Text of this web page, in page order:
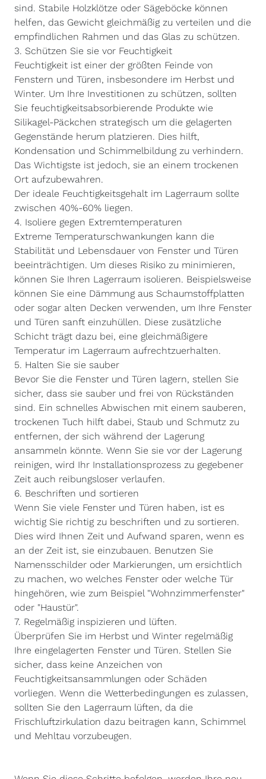
sind. Stabile Holzklötze oder Sägeböcke können
helfen, das Gewicht gleichmäßig zu verteilen und die
empfindlichen Rahmen und das Glas zu schützen.
3. Schützen Sie sie vor Feuchtigkeit
Feuchtigkeit ist einer der größten Feinde von
Fenstern und Türen, insbesondere im Herbst und
Winter. Um Ihre Investitionen zu schützen, sollten
Sie feuchtigkeitsabsorbierende Produkte wie
Silikagel-Päckchen strategisch um die gelagerten
Gegenstände herum platzieren. Dies hilft,
Kondensation und Schimmelbildung zu verhindern.
Das Wichtigste ist jedoch, sie an einem trockenen
Ort aufzubewahren.
Der ideale Feuchtigkeitsgehalt im Lagerraum sollte
zwischen 40%-60% liegen.
4. Isoliere gegen Extremtemperaturen
Extreme Temperaturschwankungen kann die
Stabilität und Lebensdauer von Fenster und Türen
beeinträchtigen. Um dieses Risiko zu minimieren,
können Sie Ihren Lagerraum isolieren. Beispielsweise
können Sie eine Dämmung aus Schaumstoffplatten
oder sogar alten Decken verwenden, um Ihre Fenster
und Türen sanft einzuhüllen. Diese zusätzliche
Schicht trägt dazu bei, eine gleichmäßigere
Temperatur im Lagerraum aufrechtzuerhalten.
5. Halten Sie sie sauber
Bevor Sie die Fenster und Türen lagern, stellen Sie
sicher, dass sie sauber und frei von Rückständen
sind. Ein schnelles Abwischen mit einem sauberen,
trockenen Tuch hilft dabei, Staub und Schmutz zu
entfernen, der sich während der Lagerung
ansammeln könnte. Wenn Sie sie vor der Lagerung
reinigen, wird Ihr Installationsprozess zu gegebener
Zeit auch reibungsloser verlaufen.
6. Beschriften und sortieren
Wenn Sie viele Fenster und Türen haben, ist es
wichtig Sie richtig zu beschriften und zu sortieren.
Dies wird Ihnen Zeit und Aufwand sparen, wenn es
an der Zeit ist, sie einzubauen. Benutzen Sie
Namensschilder oder Markierungen, um ersichtlich
zu machen, wo welches Fenster oder welche Tür
hingehören, wie zum Beispiel "Wohnzimmerfenster"
oder "Haustür".
7. Regelmäßig inspizieren und lüften.
Überprüfen Sie im Herbst und Winter regelmäßig
Ihre eingelagerten Fenster und Türen. Stellen Sie
sicher, dass keine Anzeichen von
Feuchtigkeitsansammlungen oder Schäden
vorliegen. Wenn die Wetterbedingungen es zulassen,
sollten Sie den Lagerraum lüften, da die
Frischluftzirkulation dazu beitragen kann, Schimmel
und Mehltau vorzubeugen.